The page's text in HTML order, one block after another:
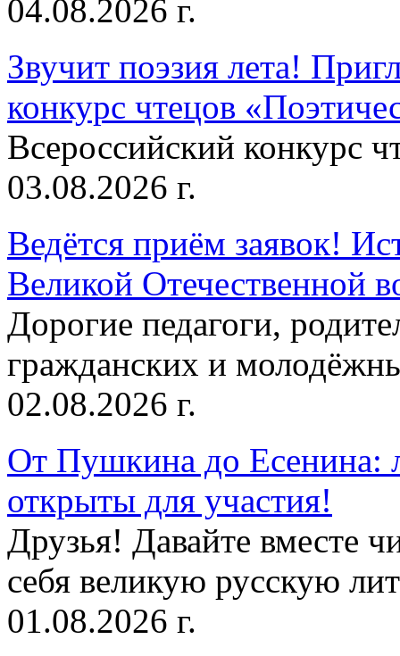
04.08.2026 г.
Звучит поэзия лета!
конкурс чтецов
Всероссийский конкурс
03.08.2026 г.
Ведётся приём заявок!
Великой Отечественной
Дорогие педагоги,
гражданских и
02.08.2026 г.
От Пушкина до Есенина:
открыты для участия!
Друзья! Давайте вместе
себя великую русскую
01.08.2026 г.